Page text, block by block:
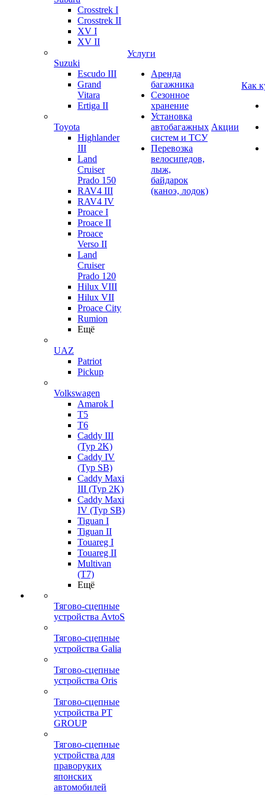
Crosstrek I
Crosstrek II
XV I
XV II
Suzuki
Escudo III
Grand
Vitara
Ertiga II
Toyota
Highlander
III
Land
Cruiser
Prado 150
RAV4 III
RAV4 IV
Proace I
Proace II
Proace
Verso II
Land
Cruiser
Prado 120
Hilux VIII
Hilux VII
Proace City
Rumion
Ещё
UAZ
Patriot
Pickup
Volkswagen
Amarok I
T5
T6
Caddy III
(Typ 2K)
Caddy IV
(Typ SB)
Caddy Maxi
III (Typ 2K)
Caddy Maxi
IV (Typ SB)
Tiguan I
Tiguan II
Touareg I
Touareg II
Multivan
(T7)
Ещё
Тягово-сцепные
устройства AvtoS
Тягово-сцепные
устройства Galia
Тягово-сцепные
устройства Oris
Тягово-сцепные
устройства PT
GROUP
Тягово-сцепные
устройства для
праворуких
японских
автомобилей
Услуги
Аренда
багажника
Сезонное
хранение
Установка
автобагажных
систем и ТСУ
Перевозка
велосипедов,
лыж,
байдарок
(каноэ, лодок)
Акции
Как